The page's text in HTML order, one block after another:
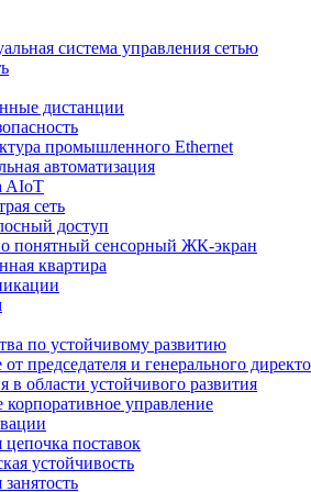
система управления сетью
дистанции
промышленного Ethernet
автоматизация
AIoT
сеть
доступ
понятный сенсорный ЖК-экран
квартира
по устойчивому развитию
председателя и генерального
в области устойчивого развития
корпоративное управление
цепочка поставок
устойчивость